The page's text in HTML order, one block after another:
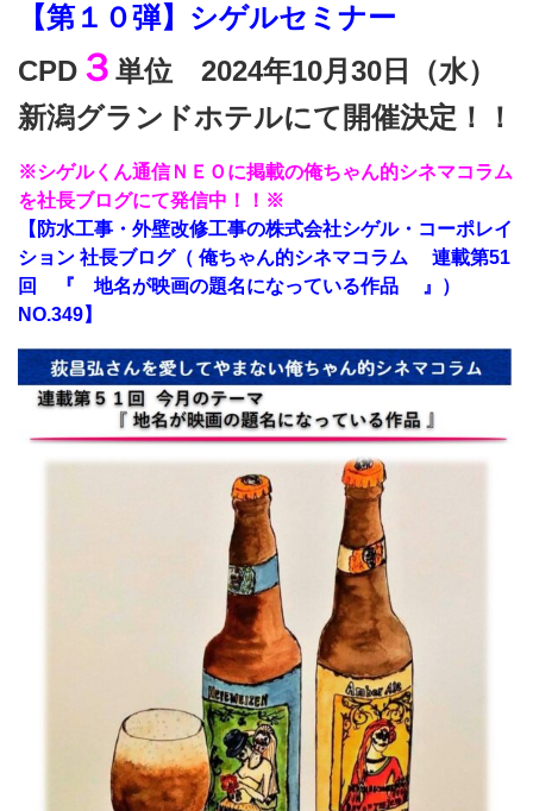
【第１０弾】シゲルセミナー
CPD ３ 単位 2024年10月30日（水）
新潟グランドホテルにて開催決定！！
※シゲルくん通信ＮＥＯに掲載の俺ちゃん的シネマコラム
を社長ブログにて発信中！！※
【防水工事・外壁改修工事の株式会社シゲル・コーポレイ
ション 社長ブログ（ 俺ちゃん的シネマコラム 連載第51
回 『 地名が映画の題名になっている作品 』）
NO.349】